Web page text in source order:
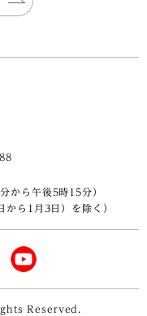
から午後5時15分）
から1月3日）を除く）
Reserved.